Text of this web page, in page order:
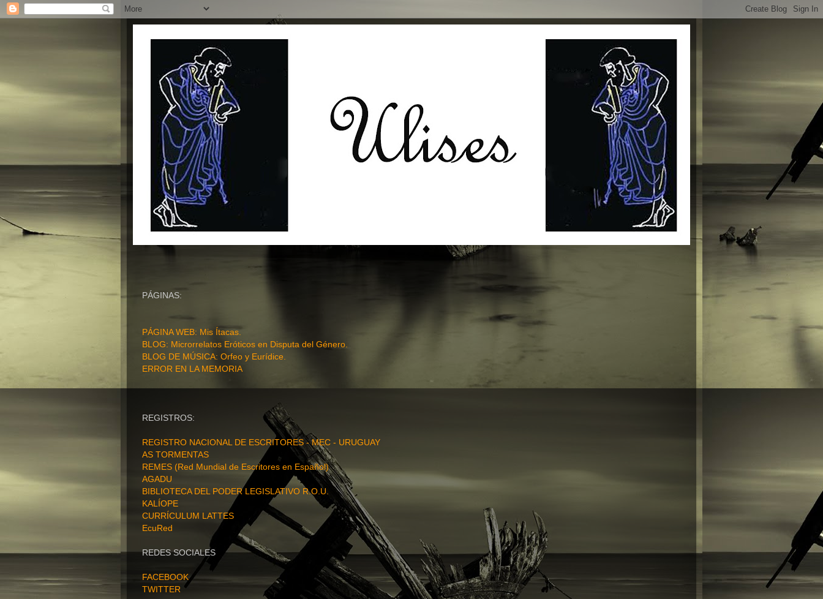
PÁGINAS:
PÁGINA WEB: Mis Ítacas.
BLOG: Microrrelatos Eróticos en Disputa del Género.
BLOG DE MÚSICA: Orfeo y Eurídice.
ERROR EN LA MEMORIA
REGISTROS:
REGISTRO NACIONAL DE ESCRITORES - MEC - URUGUAY
AS TORMENTAS
REMES (Red Mundial de Escritores en Español)
AGADU
BIBLIOTECA DEL PODER LEGISLATIVO R.O.U.
KALÍOPE
CURRÍCULUM LATTES
EcuRed
REDES SOCIALES
FACEBOOK
TWITTER